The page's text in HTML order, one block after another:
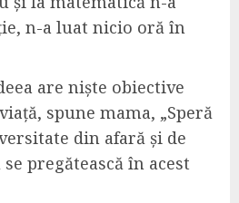
n-a luat nicio oră în
are niște obiective
spune mama, „Speră
din afară și de
pregătească în acest